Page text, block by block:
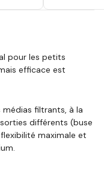
pour les petits
efficace est
filtrants, à la
différents (buse
maximale et